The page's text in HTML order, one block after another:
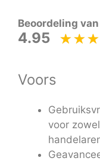
Beoordeling
4.95
Voors
voor